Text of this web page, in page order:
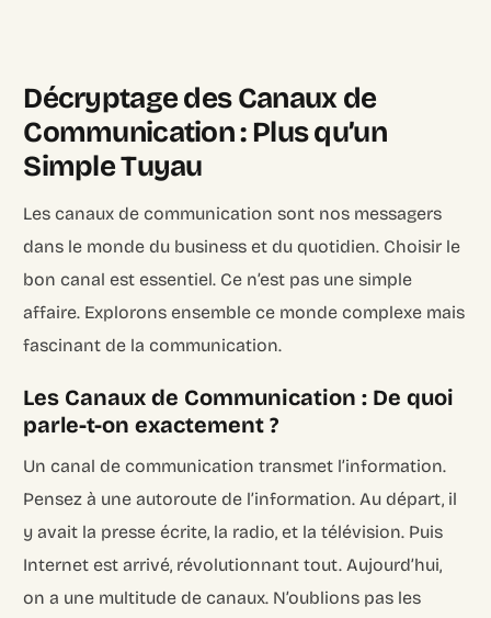
Décryptage des Canaux de
Communication : Plus qu’un
Simple Tuyau
Les canaux de communication sont nos messagers
dans le monde du business et du quotidien. Choisir le
bon canal est essentiel. Ce n’est pas une simple
affaire. Explorons ensemble ce monde complexe mais
fascinant de la communication.
Les Canaux de Communication : De quoi
parle-t-on exactement ?
Un canal de communication transmet l’information.
Pensez à une autoroute de l’information. Au départ, il
y avait la presse écrite, la radio, et la télévision. Puis
Internet est arrivé, révolutionnant tout. Aujourd’hui,
on a une multitude de canaux. N’oublions pas les